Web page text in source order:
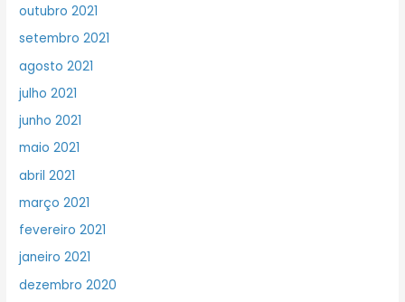
outubro 2021
setembro 2021
agosto 2021
julho 2021
junho 2021
maio 2021
abril 2021
março 2021
fevereiro 2021
janeiro 2021
dezembro 2020